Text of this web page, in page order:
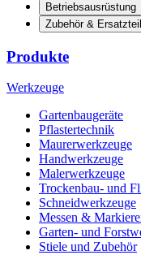
Betriebsausrüstung
Zubehör &
Produkte
Werkzeuge
Gartenbaugeräte
Pflastertechnik
Maurerwerkzeuge
Handwerkzeuge
Malerwerkzeuge
Trockenbau- und
Schneidwerkzeuge
Messen &
Garten- und
Stiele und Zubehör